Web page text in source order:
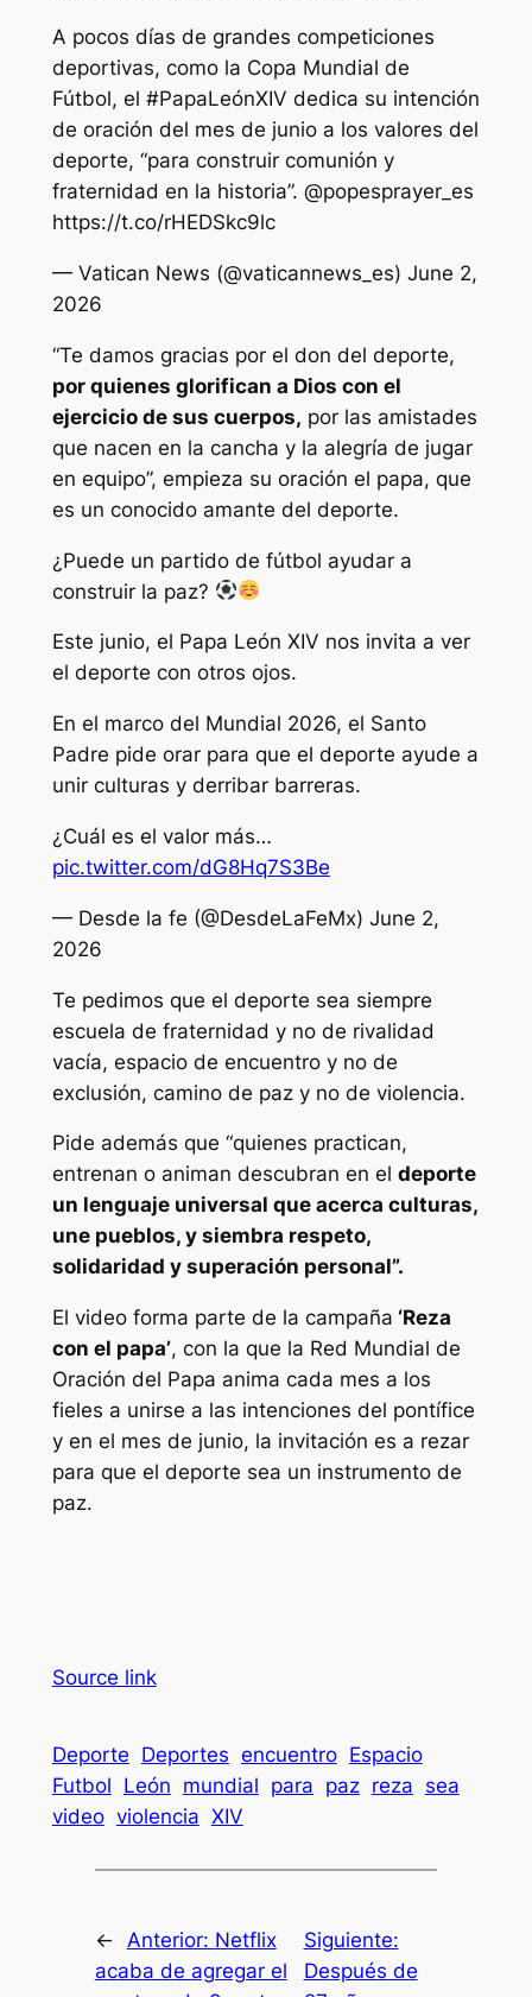
A pocos días de grandes competiciones
deportivas, como la Copa Mundial de
Fútbol, el #PapaLeónXIV dedica su intención
de oración del mes de junio a los valores del
deporte, “para construir comunión y
fraternidad en la historia”. @popesprayer_es
https://t.co/rHEDSkc9lc
— Vatican News (@vaticannews_es) June 2,
2026
“Te damos gracias por el don del deporte,
por quienes glorifican a Dios con el
ejercicio de sus cuerpos, por las amistades
que nacen en la cancha y la alegría de jugar
en equipo”, empieza su oración el papa, que
es un conocido amante del deporte.
¿Puede un partido de fútbol ayudar a
construir la paz?
Este junio, el Papa León XIV nos invita a ver
el deporte con otros ojos.
En el marco del Mundial 2026, el Santo
Padre pide orar para que el deporte ayude a
unir culturas y derribar barreras.
¿Cuál es el valor más…
pic.twitter.com/dG8Hq7S3Be
— Desde la fe (@DesdeLaFeMx) June 2,
2026
Te pedimos que el deporte sea siempre
escuela de fraternidad y no de rivalidad
vacía, espacio de encuentro y no de
exclusión, camino de paz y no de violencia.
Pide además que “quienes practican,
entrenan o animan descubran en el deporte
un lenguaje universal que acerca culturas,
une pueblos, y siembra respeto,
solidaridad y superación personal”.
El video forma parte de la campaña ‘Reza
con el papa’, con la que la Red Mundial de
Oración del Papa anima cada mes a los
fieles a unirse a las intenciones del pontífice
y en el mes de junio, la invitación es a rezar
para que el deporte sea un instrumento de
paz.
Source link
Deporte Deportes encuentro Espacio
Futbol León mundial para paz reza sea
video violencia XIV
← Anterior: Netflix
acaba de agregar el
Siguiente:
Después de